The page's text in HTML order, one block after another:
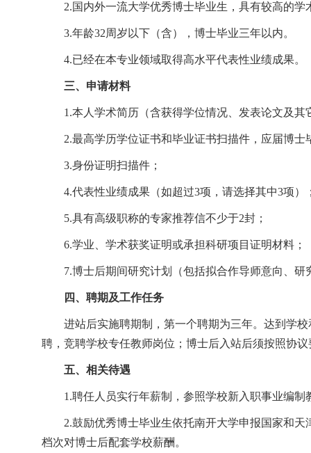
2.国内外一流大学优秀博士毕业生，具有较高的
3.年龄32周岁以下（含），博士毕业三年以内。
4.已经在本专业领域取得高水平代表性业绩成果。
三、申请材料
1.本人学术简历（含获得学位情况、发表论文及
2.最高学历学位证书和毕业证书扫描件，应届博士
3.身份证明扫描件；
4.代表性业绩成果（如超过3项，请选择其中3项）
5.具有高级职称的专家推荐信不少于2封；
6.学业、学术获奖证明或承担科研项目证明材料；
7.博士后期间研究计划（包括拟合作导师意向、
四、聘期及工作任务
进站后实施聘期制，第一个聘期为三年。达到学
聘，竞聘学校专任教师岗位；博士后入站后须按照协
五、相关待遇
1.聘任人员实行年薪制，参照学校新入职事业编
2.鼓励优秀博士毕业生依托南开大学申报国家和
档次对博士后配套学校薪酬。